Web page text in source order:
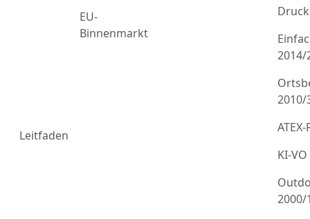
Leitfaden
EU-
Binnenmarkt
2014/
2010/
KI-
2000/